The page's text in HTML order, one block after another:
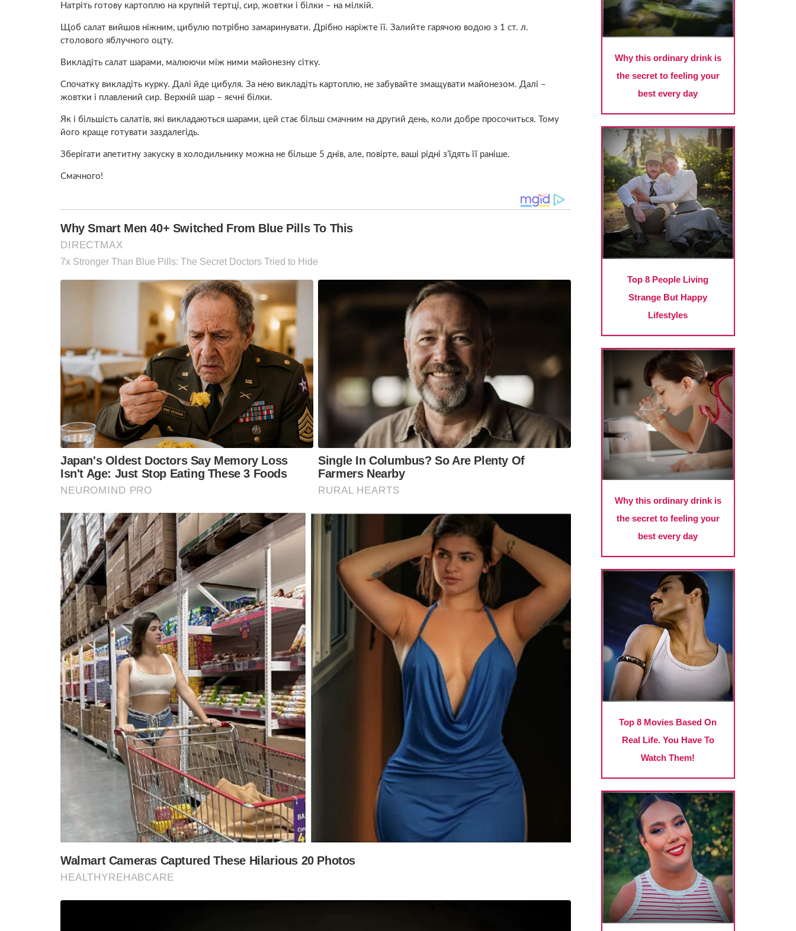
Натріть готову картоплю на крупній тертці, сир, жовтки і білки – на мілкій.
Щоб салат вийшов ніжним, цибулю потрібно замаринувати. Дрібно наріжте її. Залийте гарячою водою з 1 ст. л.
столового яблучного оцту.
Викладіть салат шарами, малюючи між ними майонезну сітку.
Спочатку викладіть курку. Далі йде цибуля. За нею викладіть картоплю, не забувайте змащувати майонезом. Далі –
жовтки і плавлений сир. Верхній шар – яєчні білки.
Як і більшість салатів, які викладаються шарами, цей стає більш смачним на другий день, коли добре просочиться. Тому
його краще готувати заздалегідь.
Зберігати апетитну закуску в холодильнику можна не більше 5 днів, але, повірте, ваші рідні з’їдять її раніше.
Смачного!